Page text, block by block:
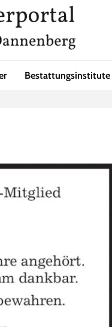
Bestattungsinstitute